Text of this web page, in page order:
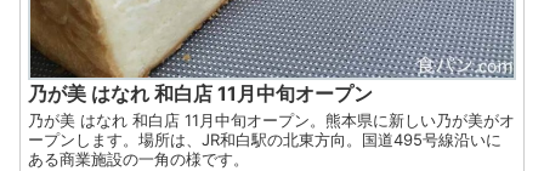
乃が美 はなれ 和白店 11月中旬オープン
乃が美 はなれ 和白店 11月中旬オープン。熊本県に新しい乃が美がオ
ープンします。場所は、JR和白駅の北東方向。国道495号線沿いに
ある商業施設の一角の様です。